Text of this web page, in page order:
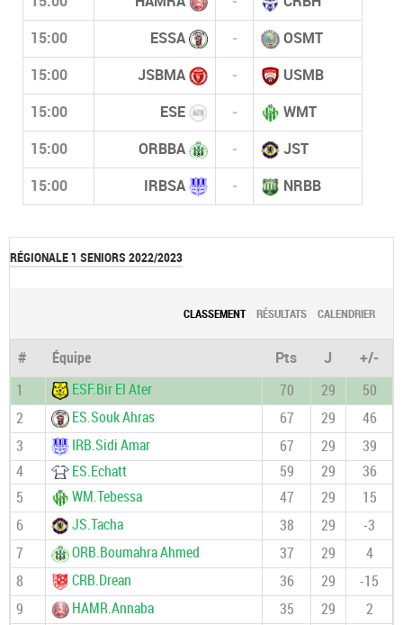
15:00 ESSA - OSMT
15:00 JSBMA - USMB
15:00 ESE - WMT
15:00 ORBBA - JST
15:00 IRBSA - NRBB
RÉGIONALE 1 SENIORS 2022/2023
CLASSEMENT RÉSULTATS CALENDRIER
# Équipe Pts J
+/-
1
ESF.Bir El Ater 70 29
50
2
ES.Souk Ahras 67 29
46
3
IRB.Sidi Amar 67 29
39
4
ES.Echatt 59 29
36
5
WM.Tebessa 47 29
15
6
JS.Tacha 38 29
-3
7
ORB.Boumahra Ahmed 37 29
4
8
CRB.Drean 36 29
-15
9
HAMR.Annaba 35 29 2